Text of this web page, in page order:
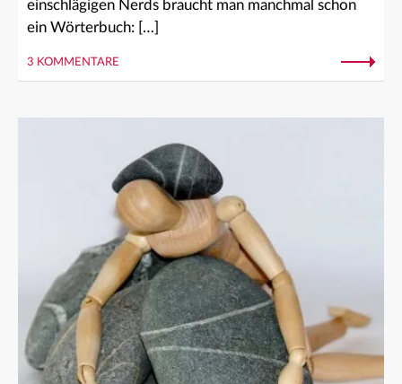
einschlägigen Nerds braucht man manchmal schon
ein Wörterbuch: […]
3 KOMMENTARE